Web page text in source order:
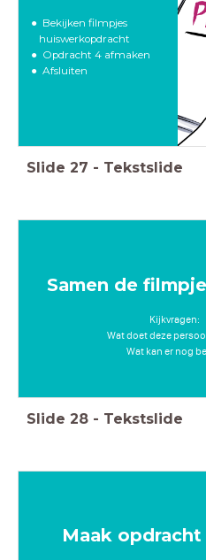
Bekijken filmpjes
huiswerkopdracht
Opdracht 4 afmaken
Afsluiten
Slide 27 - Tekstslide
Samen de
Kijkvragen:
Wat doet deze
Wat kan er nog
Slide 28 - Tekstslide
Maak